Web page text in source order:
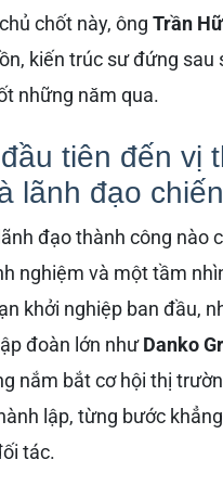
chốt này, ông Trần
kiến trúc sư đứng
những năm qua.
tiên đến vị
lãnh đạo
đạo thành công nào
nghiệm và một tầm
khởi nghiệp ban đầu,
đoàn lớn nhưDanko
nắm bắt cơ hội thị
lập, từng bước
tác.